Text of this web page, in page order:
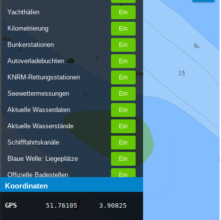
Yachthäfen
Kilometrierung
Bunkerstationen
Autoverladebuchten
KNRM-Rettungsstationen
Seewettermessungen
Aktuelle Wasserdaten
Aktuelle Wasserstände
Schifffahrtskanäle
Blaue Welle: Liegeplätze
Offizielle Badestellen
Nachrichten Binnenschifffahrt
AIS-Schiffspositionen
Koordinaten
GPS 51.76105 3.90825